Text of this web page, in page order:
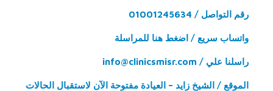
رقم التواصل / 01001245634
واتساب سريع / اضغط هنا للمراسلة
راسلنا علي / info@clinicsmisr.com
الموقع / الشيخ زايد – العيادة مفتوحة الآن لاستقبال الحالات